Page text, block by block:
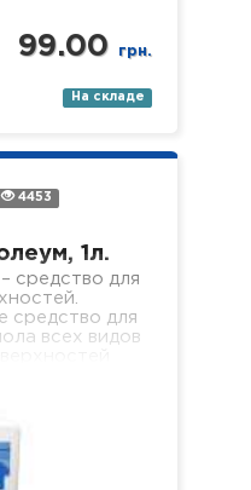
99.00 грн.
На складе
4453
1л.
средство для
средство для
всех видов